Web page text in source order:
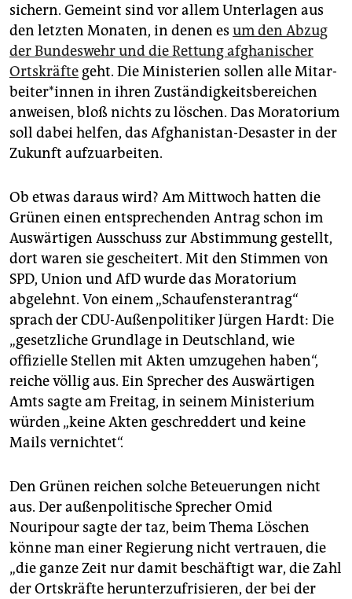
sichern. Gemeint sind vor allem Unterlagen aus
den letzten Monaten, in denen es um den Abzug
der Bundeswehr und die Rettung afghanischer
Ortskräfte geht. Die Ministerien sollen alle Mit­ar­
bei­te­r*in­nen in ihren Zuständigkeitsbereichen
anweisen, bloß nichts zu löschen. Das Moratorium
soll dabei helfen, das Afghanistan-Desaster in der
Zukunft aufzuarbeiten.
Ob etwas daraus wird? Am Mittwoch hatten die
Grünen einen entsprechenden Antrag schon im
Auswärtigen Ausschuss zur Abstimmung gestellt,
dort waren sie gescheitert. Mit den Stimmen von
SPD, Union und AfD wurde das Moratorium
abgelehnt. Von einem „Schaufensterantrag“
sprach der CDU-Außenpolitiker Jürgen Hardt: Die
„gesetzliche Grundlage in Deutschland, wie
offizielle Stellen mit Akten umzugehen haben“,
reiche völlig aus. Ein Sprecher des Auswärtigen
Amts sagte am Freitag, in seinem Ministerium
würden „keine Akten geschreddert und keine
Mails vernichtet“.
Den Grünen reichen solche Beteuerungen nicht
aus. Der außenpolitische Sprecher Omid
Nouripour sagte der taz, beim Thema Löschen
könne man einer Regierung nicht vertrauen, die
„die ganze Zeit nur damit beschäftigt war, die Zahl
der Ortskräfte herunterzufrisieren, der bei der